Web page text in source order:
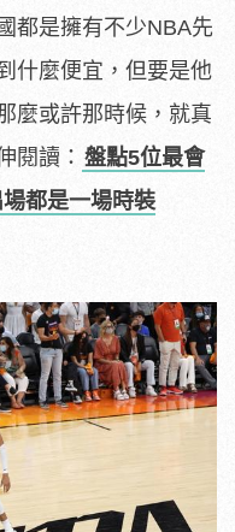
都是擁有不少NBA先
什麼便宜，但要是他
麼或許那時候，就真
閱讀： 盤點5位最會
都是一場時裝